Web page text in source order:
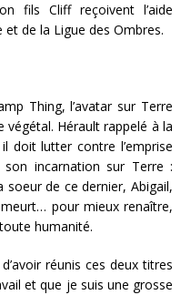
fils Cliff reçoivent l’aide
de la Ligue des Ombres.
Thing, l’avatar sur Terre
végétal. Hérault rappelé à la
doit lutter contre l’emprise
incarnation sur Terre :
soeur de ce dernier, Abigail,
pour mieux renaître,
humanité.
réunis ces deux titres
et que je suis une grosse